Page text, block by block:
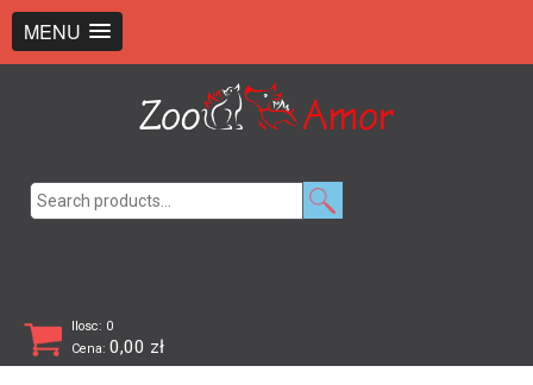
MENU
Ilosc: 0
Cena: 0,00 zł